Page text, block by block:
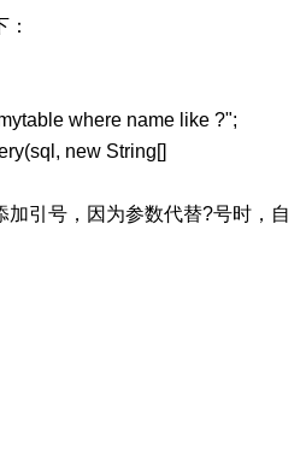
where name like ?";
new String[]
引号，因为参数代替?号时，自